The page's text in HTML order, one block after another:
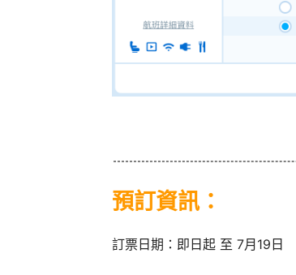
預訂資訊：
訂票日期：即日起 至 7月19日